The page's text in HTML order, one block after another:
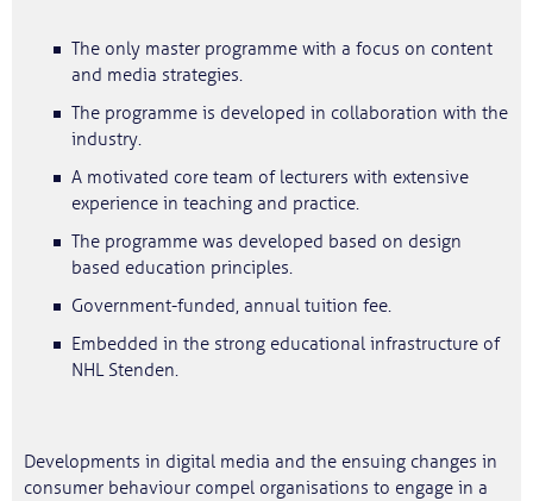
The only master programme with a focus on content
and media strategies.
The programme is developed in collaboration with the
industry.
A motivated core team of lecturers with extensive
experience in teaching and practice.
The programme was developed based on design
based education principles.
Government-funded, annual tuition fee.
Embedded in the strong educational infrastructure of
NHL Stenden.
Developments in digital media and the ensuing changes in
consumer behaviour compel organisations to engage in a